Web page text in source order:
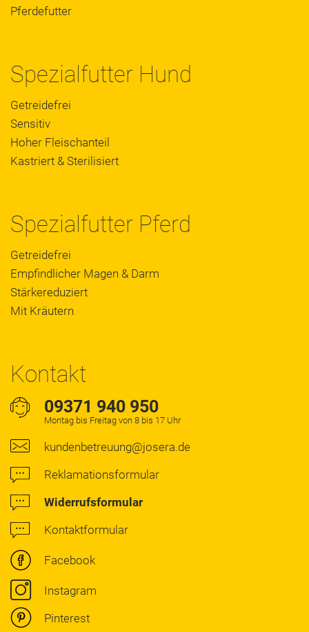
Pferdefutter
Spezialfutter Hund
Getreidefrei
Sensitiv
Hoher Fleischanteil
Kastriert & Sterilisiert
Spezialfutter Pferd
Getreidefrei
Empfindlicher Magen & Darm
Stärkereduziert
Mit Kräutern
Kontakt
09371 940 950
Montag bis Freitag von 8 bis 17 Uhr
kundenbetreuung@josera.de
Reklamationsformular
Widerrufsformular
Kontaktformular
Facebook
Instagram
Pinterest